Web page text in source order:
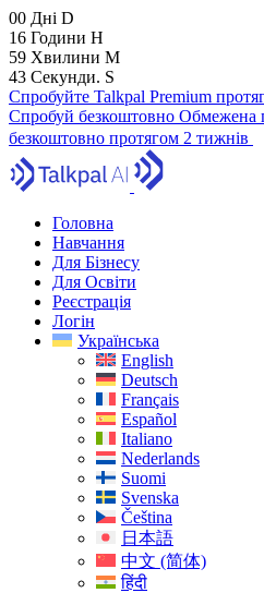
00 Дні D
16 Години H
59 Хвилини M
41 Секунди. S
Спробуйте Talkpal Premium
Спробуй безкоштовно Обмежена
безкоштовно протягом 2 тижнів
Головна
Навчання
Для Бізнесу
Для Освіти
Реєстрація
Логін
Українська
English
Deutsch
Français
Español
Italiano
Nederlands
Suomi
Svenska
Čeština
日本語
中文 (简体)
हिंदी